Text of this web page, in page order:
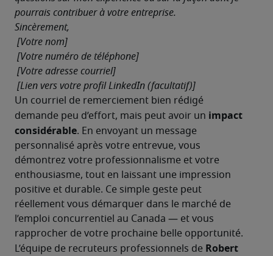
pourrais contribuer à votre entreprise.
Sincèrement,
[Lien vers votre profil LinkedIn (facultatif)]
Un courriel de remerciement bien rédigé
demande peu d’effort, mais peut avoir un impact
considérable. En envoyant un message
personnalisé après votre entrevue, vous
démontrez votre professionnalisme et votre
enthousiasme, tout en laissant une impression
positive et durable. Ce simple geste peut
réellement vous démarquer dans le marché de
l’emploi concurrentiel au Canada — et vous
rapprocher de votre prochaine belle opportunité.
L’équipe de recruteurs professionnels de Robert